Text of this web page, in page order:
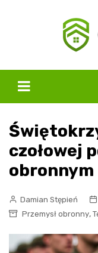
czołowej
Damian Stępień
Przemysł obronny,